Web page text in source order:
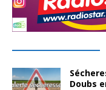
Doubs